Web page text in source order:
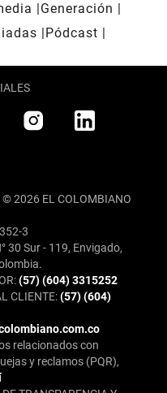
Generación
Pódcast
© 2026 EL COLOMBIANO
3
30 Sur - 119, Envigado,
(57) (604) 3315252
CLIENTE:(57) (604)
relacionados con
y reclamos (PQR),